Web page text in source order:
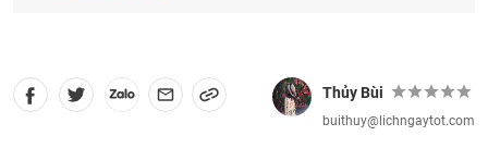
Thủy Bùi
buithuy@lichngaytot.com